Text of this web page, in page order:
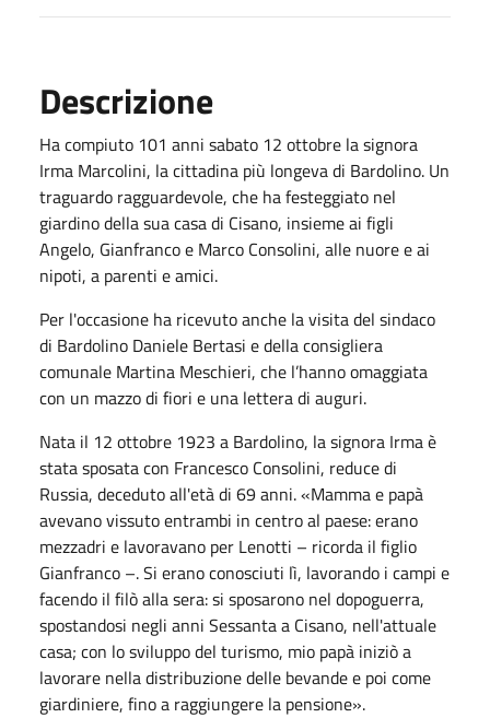
Descrizione
Ha compiuto 101 anni sabato 12 ottobre la signora
Irma Marcolini, la cittadina più longeva di Bardolino. Un
traguardo ragguardevole, che ha festeggiato nel
giardino della sua casa di Cisano, insieme ai figli
Angelo, Gianfranco e Marco Consolini, alle nuore e ai
nipoti, a parenti e amici.
Per l'occasione ha ricevuto anche la visita del sindaco
di Bardolino Daniele Bertasi e della consigliera
comunale Martina Meschieri, che l’hanno omaggiata
con un mazzo di fiori e una lettera di auguri.
Nata il 12 ottobre 1923 a Bardolino, la signora Irma è
stata sposata con Francesco Consolini, reduce di
Russia, deceduto all'età di 69 anni. «Mamma e papà
avevano vissuto entrambi in centro al paese: erano
mezzadri e lavoravano per Lenotti – ricorda il figlio
Gianfranco –. Si erano conosciuti lì, lavorando i campi e
facendo il filò alla sera: si sposarono nel dopoguerra,
spostandosi negli anni Sessanta a Cisano, nell'attuale
casa; con lo sviluppo del turismo, mio papà iniziò a
lavorare nella distribuzione delle bevande e poi come
giardiniere, fino a raggiungere la pensione».